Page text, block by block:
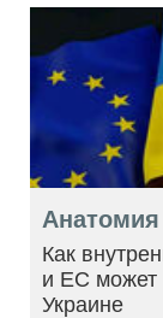
Как
и ЕС может
Украине